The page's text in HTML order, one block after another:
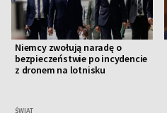
Niemcy zwołują naradę o
bezpieczeństwie po incydencie
z dronem na lotnisku
ŚWIAT